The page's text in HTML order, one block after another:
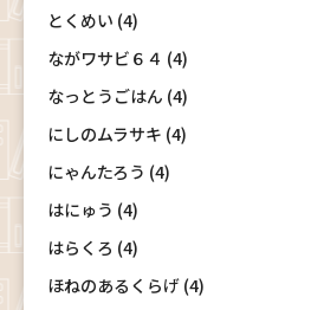
とくめい (4)
ながワサビ６４ (4)
なっとうごはん (4)
にしのムラサキ (4)
にゃんたろう (4)
はにゅう (4)
はらくろ (4)
ほねのあるくらげ (4)